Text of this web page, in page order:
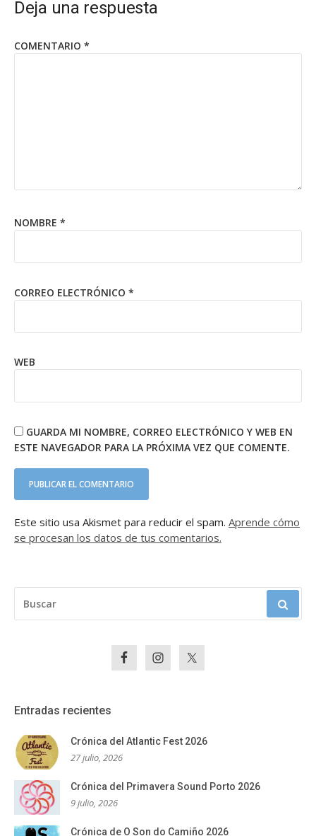
Deja una respuesta
COMENTARIO *
NOMBRE *
CORREO ELECTRÓNICO *
WEB
GUARDA MI NOMBRE, CORREO ELECTRÓNICO Y WEB EN
ESTE NAVEGADOR PARA LA PRÓXIMA VEZ QUE COMENTE.
Este sitio usa Akismet para reducir el spam. Aprende cómo
se procesan los datos de tus comentarios.
Entradas recientes
Crónica del Atlantic Fest 2026
27 julio, 2026
Crónica del Primavera Sound Porto 2026
9 julio, 2026
Crónica de O Son do Camiño 2026